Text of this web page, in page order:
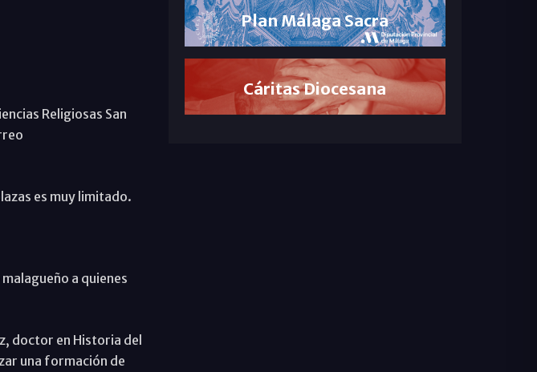
Religiosas San
es muy limitado.
a quienes
doctor en Historia del
una formación de
Plan Málaga Sacra
Cáritas Diocesana